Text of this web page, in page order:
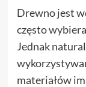
Drewno jest
często
Jednak
materiałów